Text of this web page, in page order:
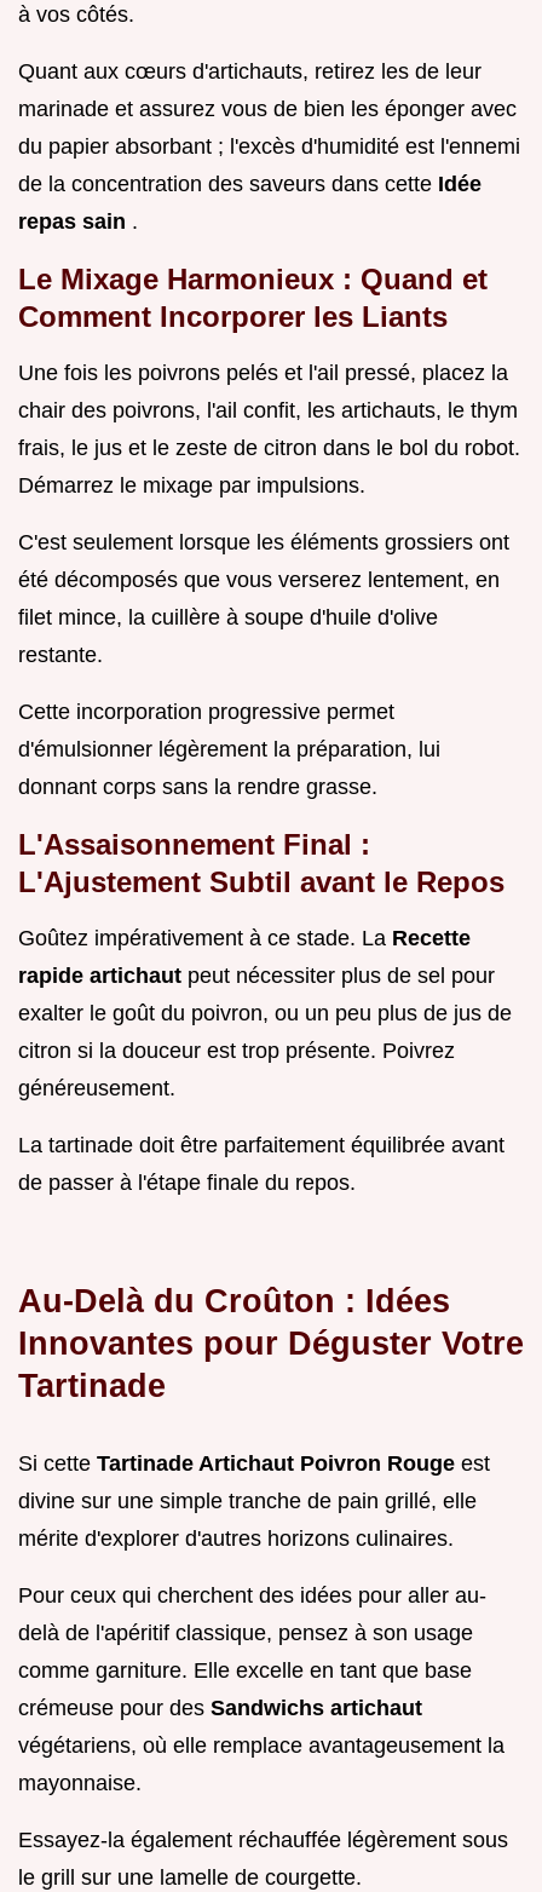
à vos côtés.
Quant aux cœurs d'artichauts, retirez les de leur
marinade et assurez vous de bien les éponger avec
du papier absorbant ; l'excès d'humidité est l'ennemi
de la concentration des saveurs dans cette Idée
repas sain .
Le Mixage Harmonieux : Quand et
Comment Incorporer les Liants
Une fois les poivrons pelés et l'ail pressé, placez la
chair des poivrons, l'ail confit, les artichauts, le thym
frais, le jus et le zeste de citron dans le bol du robot.
Démarrez le mixage par impulsions.
C'est seulement lorsque les éléments grossiers ont
été décomposés que vous verserez lentement, en
filet mince, la cuillère à soupe d'huile d'olive
restante.
Cette incorporation progressive permet
d'émulsionner légèrement la préparation, lui
donnant corps sans la rendre grasse.
L'Assaisonnement Final :
L'Ajustement Subtil avant le Repos
Goûtez impérativement à ce stade. La Recette
rapide artichaut peut nécessiter plus de sel pour
exalter le goût du poivron, ou un peu plus de jus de
citron si la douceur est trop présente. Poivrez
généreusement.
La tartinade doit être parfaitement équilibrée avant
de passer à l'étape finale du repos.
Au-Delà du Croûton : Idées
Innovantes pour Déguster Votre
Tartinade
Si cette Tartinade Artichaut Poivron Rouge est
divine sur une simple tranche de pain grillé, elle
mérite d'explorer d'autres horizons culinaires.
Pour ceux qui cherchent des idées pour aller au-
delà de l'apéritif classique, pensez à son usage
comme garniture. Elle excelle en tant que base
crémeuse pour des Sandwichs artichaut
végétariens, où elle remplace avantageusement la
mayonnaise.
Essayez-la également réchauffée légèrement sous
le grill sur une lamelle de courgette.